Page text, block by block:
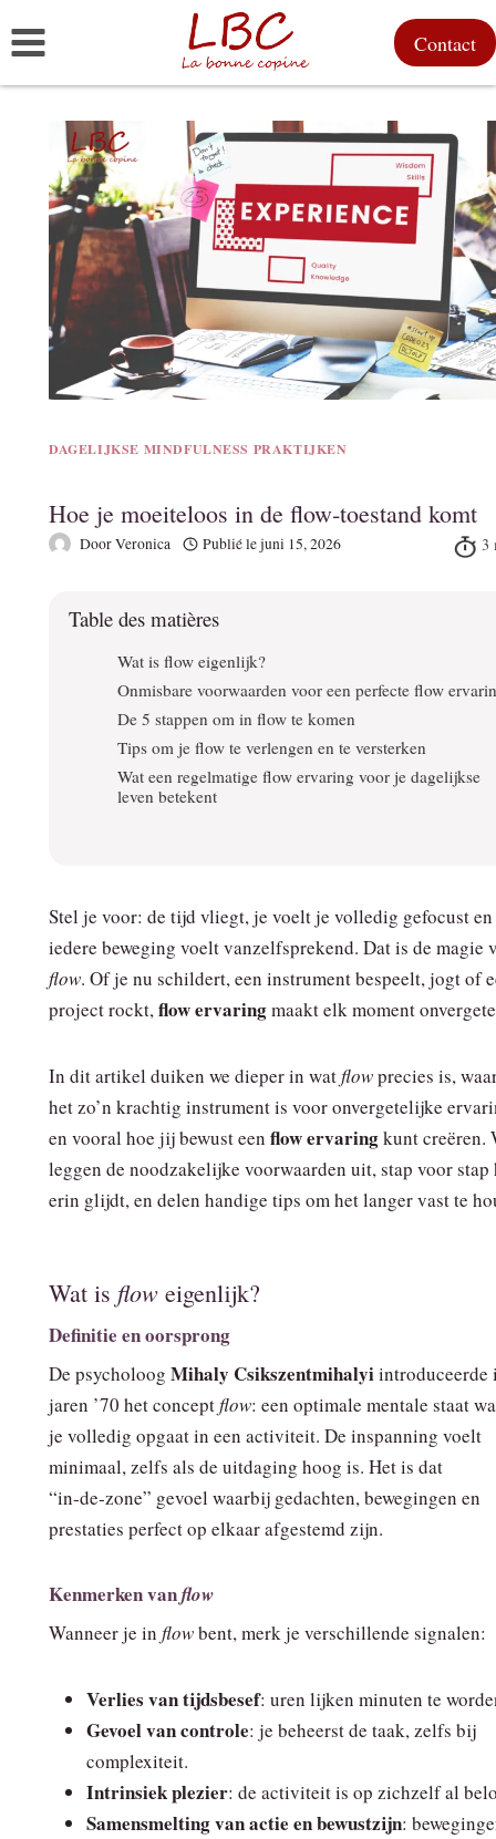
naar
Contact
DAGELIJKSE MINDFULNESS PRAKTIJKEN
Hoe je moeiteloos in de flow‑toestand komt
DoorVeronica Publié lejuni 15, 2026
Table des matières
Wat is flow eigenlijk?
Onmisbare voorwaarden voor een perfecte flow
De 5 stappen om in flow te komen
Tips om je flow te verlengen en te versterken
Wat een regelmatige flow ervaring voor je dagelijkse
leven betekent
Stel je voor: de tijd vliegt, je voelt je volledig gefocust en
iedere beweging voelt vanzelfsprekend. Dat is de magie
flow. Of je nu schildert, een instrument bespeelt, jogt of
project rockt,flow ervaringmaakt elk moment
In dit artikel duiken we dieper in watflowprecies is,
het zo’n krachtig instrument is voor onvergetelijke
en vooral hoe jij bewust een flow ervaringkunt creëren.
leggen de noodzakelijke voorwaarden uit, stap voor stap
erin glijdt, en delen handige tips om het langer vast te
Wat is flow eigenlijk?
Definitie en oorsprong
De psycholoog Mihaly Csikszentmihalyiintroduceerde
jaren ’70 het conceptflow: een optimale mentale staat
je volledig opgaat in een activiteit. De inspanning voelt
minimaal, zelfs als de uitdaging hoog is. Het is dat
“in‑de‑zone” gevoel waarbij gedachten, bewegingen en
prestaties perfect op elkaar afgestemd zijn.
Kenmerken vanflow
Wanneer je in flowbent, merk je verschillende signalen:
Verlies van tijdsbesef: uren lijken minuten te
Gevoel van controle: je beheerst de taak, zelfs bij
complexiteit.
Intrinsiek plezier: de activiteit is op zichzelf al
Samensmelting van actie en bewustzijn: